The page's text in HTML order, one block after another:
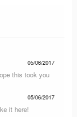
05/06/2017
this took you
05/06/2017
it here!